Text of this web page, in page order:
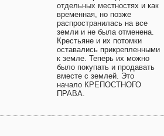
отдельных местностях и как
временная, но позже
распространилась на все
земли и не была отменена.
Крестьяне и их потомки
оставались прикрепленными
к земле. Теперь их можно
было покупать и продавать
вместе с землей. Это
начало КРЕПОСТНОГО
ПРАВА.